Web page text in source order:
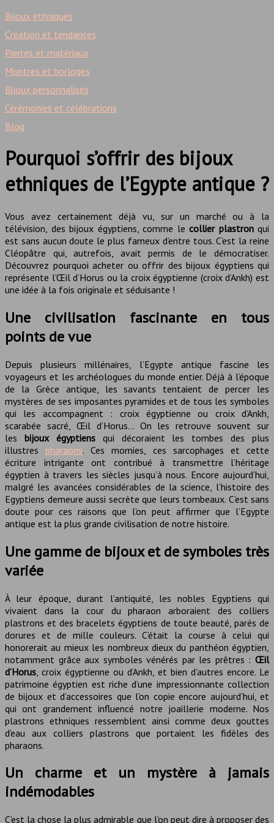
Bijoux ethniques
Création et tendances
Pierres et matériaux
Montres et horloges
Bijoux personnalisés
Cérémonies et célébrations
Blog
Pourquoi s’offrir des bijoux
ethniques de l’Egypte antique ?
Vous avez certainement déjà vu, sur un marché ou à la
télévision, des bijoux égyptiens, comme le collier plastronqui
est sans aucun doute le plus fameux d’entre tous. C’est la reine
Cléopâtre qui, autrefois, avait permis de le démocratiser.
Découvrez pourquoi acheter ou offrir des bijoux égyptiens qui
représente l’Œil d’Horus ou la croix égyptienne (croix d’Ankh) est
une idée à la fois originale et séduisante !
Une civilisation fascinante en tous
points de vue
Depuis plusieurs millénaires, l’Egypte antique fascine les
voyageurs et les archéologues du monde entier. Déjà à l’époque
de la Grèce antique, les savants tentaient de percer les
mystères de ses imposantes pyramides et de tous les symboles
qui les accompagnent : croix égyptienne ou croix d’Ankh,
scarabée sacré, Œil d’Horus… On les retrouve souvent sur
les bijoux égyptiensqui décoraient les tombes des plus
illustres pharaons. Ces momies, ces sarcophages et cette
écriture intrigante ont contribué à transmettre l’héritage
égyptien à travers les siècles jusqu’à nous. Encore aujourd’hui,
malgré les avancées considérables de la science, l’histoire des
Egyptiens demeure aussi secrète que leurs tombeaux. C’est sans
doute pour ces raisons que l’on peut affirmer que l’Egypte
antique est la plus grande civilisation de notre histoire.
Une gamme de bijoux et de symboles très
variée
À leur époque, durant l’antiquité, les nobles Egyptiens qui
vivaient dans la cour du pharaon arboraient des colliers
plastrons et des bracelets égyptiens de toute beauté, parés de
dorures et de mille couleurs. C’était la course à celui qui
honorerait au mieux les nombreux dieux du panthéon égyptien,
notamment grâce aux symboles vénérés par les prêtres : Œil
d’Horus , croix égyptienne ou d’Ankh, et bien d’autres encore. Le
patrimoine égyptien est riche d’une impressionnante collection
de bijoux et d’accessoires que l’on copie encore aujourd’hui, et
qui ont grandement influencé notre joaillerie moderne. Nos
plastrons ethniques ressemblent ainsi comme deux gouttes
d’eau aux colliers plastrons que portaient les fidèles des
pharaons.
Un charme et un mystère à jamais
indémodables
C’est la chose la plus admirable que l’on peut dire à proposer des